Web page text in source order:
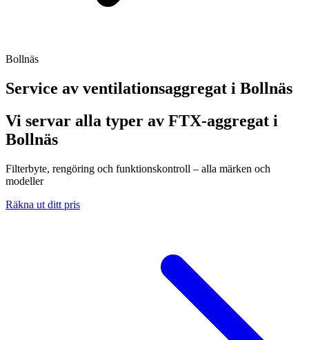
Bollnäs
Service av ventilationsaggregat i Bollnäs
Vi servar alla typer av FTX-aggregat i
Bollnäs
Filterbyte, rengöring och funktionskontroll – alla märken och
modeller
Räkna ut ditt pris